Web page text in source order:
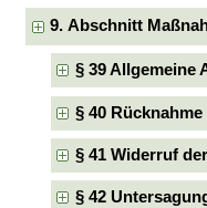
9. Abschnitt
§ 39 Allgemeine
§ 40
§ 41 Widerruf
§ 42